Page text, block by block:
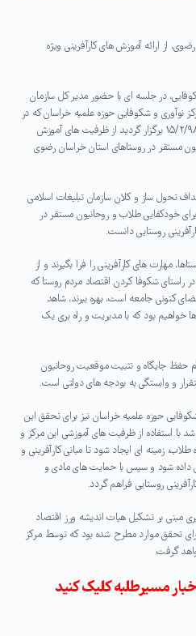
از ارائه آموزش های کارآفرینی ویژه
در جلسه ای با حضور مدیر کل سازمان
نوآوری و شکوفایی حوزه علمیه خراسان که در
سازمان تبلیغات اسلامی در روز یک شنبه ۱۵/۲/۹۸ برگزار گردید از ظرفیت های آموزش
مستقر در روستاهای استان خراسان رضوی
تحول ساز و کلان سازمان تبلیغات اسلامی
خودکفایی طلاب و روحانیون مستقر در
روستایی دانست.
مهارت های کارآفرینی را فرا بگیرند و از
شکوفا کردن اقتصاد مردم روستا که
کنونی جامعه است، بهره ببرند، شاهد
خواهیم بود که با مدیریت و راه بری یک
حفظ جایگاه و تثبیت موقعیت روحانیون
و وابستگی به بودجه های دولتی است.
حوزه علمیه خراسان نیز برای تحقق این
با استفاده از ظرفیت های آموزشی این مرکز و
زمینه ای ایجاد شود تا مبانی کارآفرینی و
داده شود و سپس با حمایت های مادی و
روستایی فراهم گردد.
مبنی بر تشکیل هیات اندیشه ورز اقتصاد
تحقق موارد مطرح شده بود که توسط مرکز
گرفت.
مسیرطلبه کلیک کنید